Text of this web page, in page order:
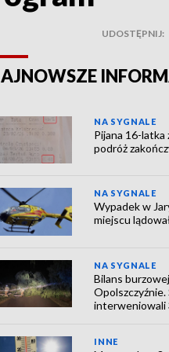
UDOSTĘPNIJ:
NA SYGNALE
Pijana 16-latka
podróż
NA SYGNALE
Wypadek w
miejscu
NA SYGNALE
Bilans
Opolszczyźnie.
interweniowali
INNE